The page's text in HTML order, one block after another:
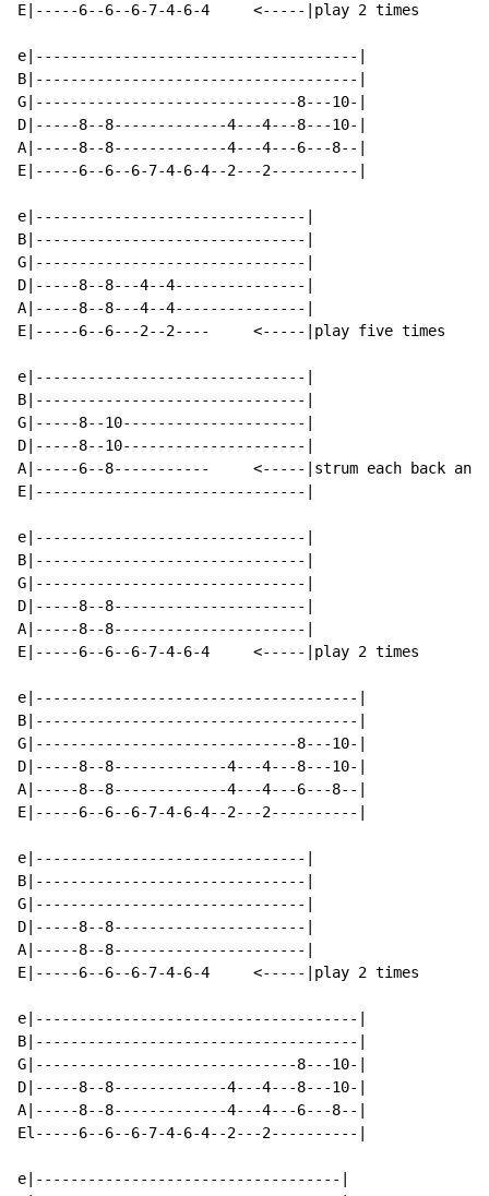
E|-----6--6--6-7-4-6-4     <-----|play 2 times
e|-------------------------------------|
B|-------------------------------------|
G|------------------------------8---10-|
D|-----8--8-------------4---4---8---10-|
A|-----8--8-------------4---4---6---8--|
E|-----6--6--6-7-4-6-4--2---2----------|
e|-------------------------------|
B|-------------------------------|
G|-------------------------------|
D|-----8--8---4--4---------------|
A|-----8--8---4--4---------------|
E|-----6--6---2--2----     <-----|play five times
e|-------------------------------|
B|-------------------------------|
G|-----8--10---------------------|
D|-----8--10---------------------|
A|-----6--8-----------     <-----|strum each back and
E|-------------------------------|
e|-------------------------------|
B|-------------------------------|
G|-------------------------------|
D|-----8--8----------------------|
A|-----8--8----------------------|
E|-----6--6--6-7-4-6-4     <-----|play 2 times
e|-------------------------------------|
B|-------------------------------------|
G|------------------------------8---10-|
D|-----8--8-------------4---4---8---10-|
A|-----8--8-------------4---4---6---8--|
E|-----6--6--6-7-4-6-4--2---2----------|
e|-------------------------------|
B|-------------------------------|
G|-------------------------------|
D|-----8--8----------------------|
A|-----8--8----------------------|
E|-----6--6--6-7-4-6-4     <-----|play 2 times
e|-------------------------------------|
B|-------------------------------------|
G|------------------------------8---10-|
D|-----8--8-------------4---4---8---10-|
A|-----8--8-------------4---4---6---8--|
El-----6--6--6-7-4-6-4--2---2----------|
e|-----------------------------------|